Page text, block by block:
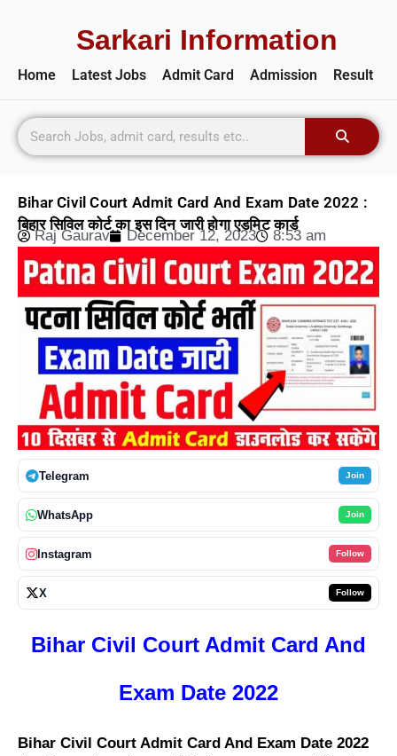
Sarkari Information
Home Latest Jobs Admit Card Admission Result
Bihar Civil Court Admit Card And Exam Date 2022 :
बिहार सिविल कोर्ट का इस दिन जारी होगा एडमिट कार्ड
Raj Gaurav December 12, 2023 8:53 am
Telegram Join
WhatsApp Join
Instagram Follow
X Follow
Bihar Civil Court Admit Card And
Exam Date 2022
Bihar Civil Court Admit Card And Exam Date 2022